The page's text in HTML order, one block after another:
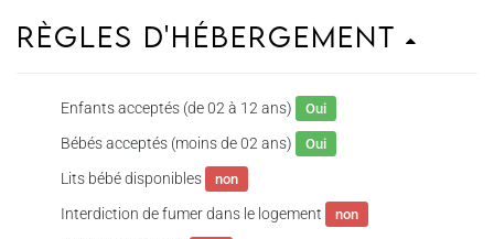
Règles d'hébergement
Enfants acceptés (de 02 à 12 ans) Oui
Bébés acceptés (moins de 02 ans) Oui
Lits bébé disponibles non
Interdiction de fumer dans le logement non